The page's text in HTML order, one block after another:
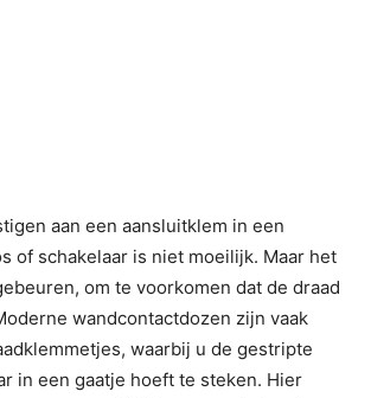
aan een aansluitklem in een
of schakelaar is niet moeilijk. Maar het
om te voorkomen dat de draad
wandcontactdozen zijn vaak
waarbij u de gestripte
in een gaatje hoeft te steken. Hier